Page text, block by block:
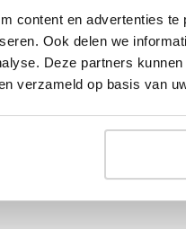
content en advertenties
Ook delen we
Deze partners
verzameld op basis van
rest.
wij de rest. Jij
altijd op de
jouw
alles en jij kan